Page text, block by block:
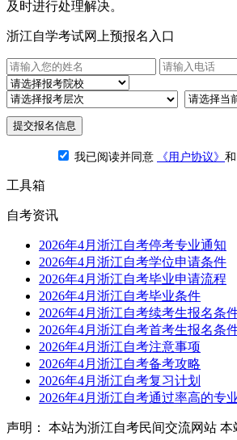
及时进行处理解决。
浙江自学考试网上预报名入口
提交报名信息
我已阅读并同意 《用户协议》 和
工具箱
自考资讯
2026年4月浙江自考停考专业通知
2026年4月浙江自考学位申请条件
2026年4月浙江自考毕业申请流程
2026年4月浙江自考毕业条件
2026年4月浙江自考续考生报名条
2026年4月浙江自考首考生报名条
2026年4月浙江自考注意事项
2026年4月浙江自考备考攻略
2026年4月浙江自考复习计划
2026年4月浙江自考通过率高的专
声明： 本站为浙江自考民间交流网站